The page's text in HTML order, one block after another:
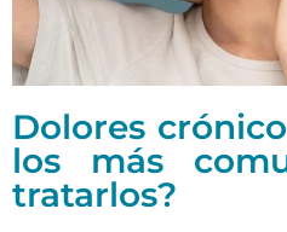
Dolores
los más
tratarlos?